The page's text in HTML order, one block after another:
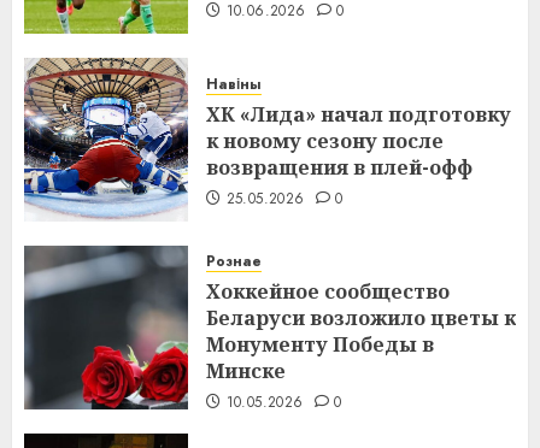
10.06.2026 0
Навіны
ХК «Лида» начал подготовку
к новому сезону после
возвращения в плей-офф
25.05.2026 0
Рознае
Хоккейное сообщество
Беларуси возложило цветы к
Монументу Победы в
Минске
10.05.2026 0